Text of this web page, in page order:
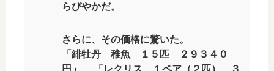
らびやかだ。
さらに、その価格に驚いた。
「緋牡丹 稚魚 １５匹 ２９３４０
円」 「レクリス １ペア（２匹） ３